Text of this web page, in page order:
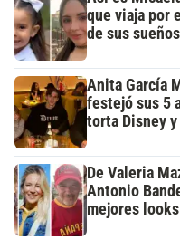
que viaja por
de sus sueños
Anita García
festejó sus 5
torta Disney
De Valeria
Antonio
mejores